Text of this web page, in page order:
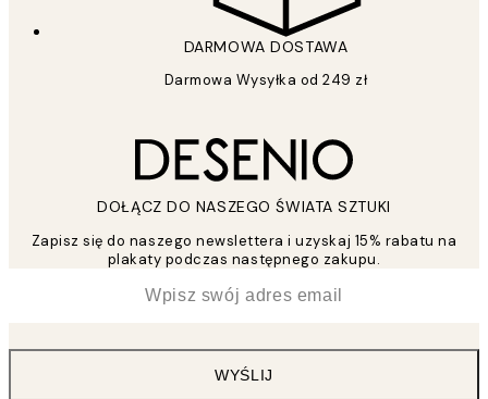
DARMOWA DOSTAWA
Darmowa Wysyłka od 249 zł
DOŁĄCZ DO NASZEGO ŚWIATA SZTUKI
Zapisz się do naszego newslettera i uzyskaj 15% rabatu na
plakaty podczas następnego zakupu.
WYŚLIJ